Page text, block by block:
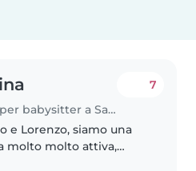
Lavoro per babysitter a Sassari
7
e Lorenzo, siamo una
molto molto attiva,